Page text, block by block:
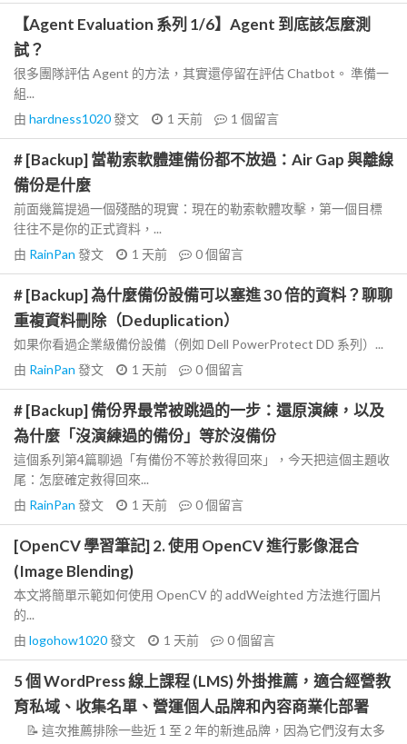
【Agent Evaluation 系列 1/6】Agent 到底該怎麼測
試？
很多團隊評估 Agent 的方法，其實還停留在評估 Chatbot。 準備一
組...
由 hardness1020發文 1 天前 1 個留言
# [Backup] 當勒索軟體連備份都不放過：Air Gap 與離線
備份是什麼
前面幾篇提過一個殘酷的現實：現在的勒索軟體攻擊，第一個目標
往往不是你的正式資料，...
由 RainPan 發文 1 天前 0個留言
# [Backup] 為什麼備份設備可以塞進 30 倍的資料？聊聊
重複資料刪除（Deduplication）
如果你看過企業級備份設備（例如 Dell PowerProtect DD 系列）...
由 RainPan 發文 1 天前 0個留言
# [Backup] 備份界最常被跳過的一步：還原演練，以及
為什麼「沒演練過的備份」等於沒備份
這個系列第4篇聊過「有備份不等於救得回來」，今天把這個主題收
尾：怎麼確定救得回來...
由 RainPan 發文 1 天前 0個留言
[OpenCV 學習筆記] 2. 使用 OpenCV 進行影像混合
(Image Blending)
本文將簡單示範如何使用 OpenCV 的 addWeighted 方法進行圖片
的...
由 logohow1020發文 1 天前 0個留言
5 個 WordPress 線上課程 (LMS) 外掛推薦，適合經營教
育私域、收集名單、營運個人品牌和內容商業化部署
📝 這次推薦排除一些近 1 至 2 年的新進品牌，因為它們沒有太多